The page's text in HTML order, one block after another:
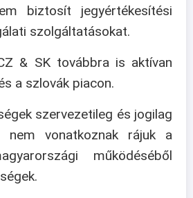
biztosít jegyértékesítési
szolgáltatásokat.
& SK továbbra is aktívan
a szlovák piacon.
szervezetileg és jogilag
nem vonatkoznak rájuk a
működéséből